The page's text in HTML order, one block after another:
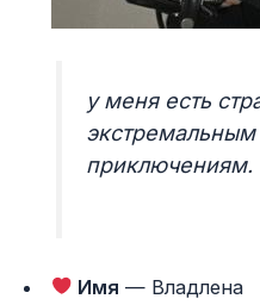
у меня есть
приключениям.
Имя — Владлена